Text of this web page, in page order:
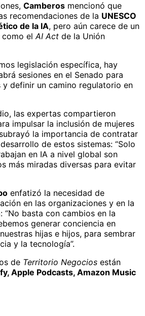
Camberos mencionó que
recomendaciones de la UNESCO
de la IA, pero aún carece de un
como elAI Act de la Unión
legislación específica, hay
sesiones en el Senado para
definir un camino regulatorio en
las expertas compartieron
impulsar la inclusión de mujeres
subrayó la importancia de contratar
de estos sistemas: “Solo
en IA a nivel global son
más miradas diversas para evitar
enfatizó la necesidad de
en las organizaciones y en la
“No basta con cambios en la
generar conciencia en
hijas e hijos, para sembrar
y la tecnología”.
de Territorio Negocios están
Apple Podcasts, Amazon Music